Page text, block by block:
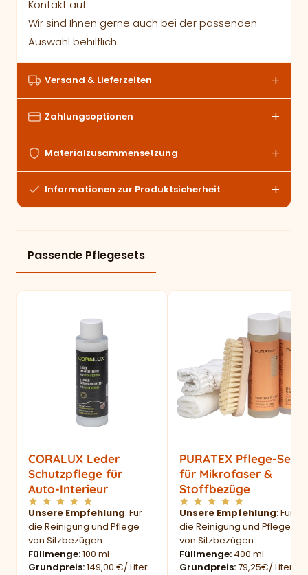
Kontakt auf.
Wir sind Ihnen gerne auch bei der passenden
Auswahl behilflich.
Versand & Lieferzeiten
Zahlungsoptionen
Materialzusammensetzung
Informationen zur Produktsicherheit
Passende Pflegesets
CORALUX Leder
Schutzpflege für
Auto-Interieur
Unsere Empfehlung: Für
die Reinigung und Pflege
von Sitzbezügen
Füllmenge 100 ml
Grundpreis 149,00 €/ Liter
PURATEX Pflege-Set
für Mikrofaser &
Stoffbezüge
Unsere Empfehlung: Für
die Reinigung und Pflege
von Sitzbezügen
Füllmenge 400 ml
Grundpreis 79,25€/ Liter